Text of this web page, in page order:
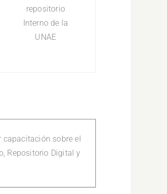
repositorio
Interno de la
UNAE
capacitación sobre el
Repositorio Digital y